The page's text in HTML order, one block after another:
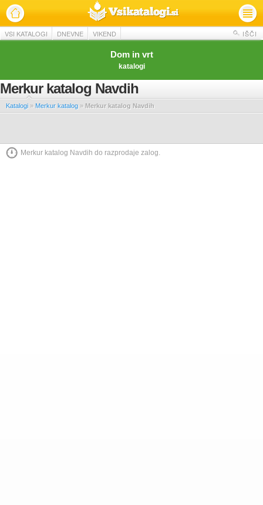
VSI KATALOGI DNEVNE VIKEND IŠČI
Dom in vrt
katalogi
Merkur katalog Navdih
Katalogi » Merkur katalog » Merkur katalog Navdih
Merkur katalog Navdih do razprodaje zalog.